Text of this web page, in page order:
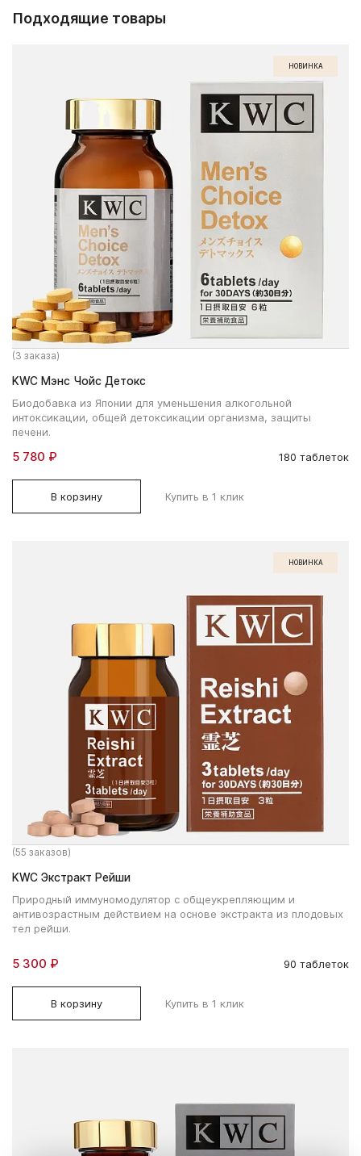
Подходящие товары
НОВИНКА
(3 заказа)
KWC Мэнс Чойс Детокс
Биодобавка из Японии для уменьшения алкогольной
интоксикации, общей детоксикации организма, защиты
печени.
5 780 ₽ 180 таблеток
В корзину Купить в 1 клик
НОВИНКА
(55 заказов)
KWC Экстракт Рейши
Природный иммуномодулятор с общеукрепляющим и
антивозрастным действием на основе экстракта из плодовых
тел рейши.
5 300 ₽ 90 таблеток
В корзину Купить в 1 клик